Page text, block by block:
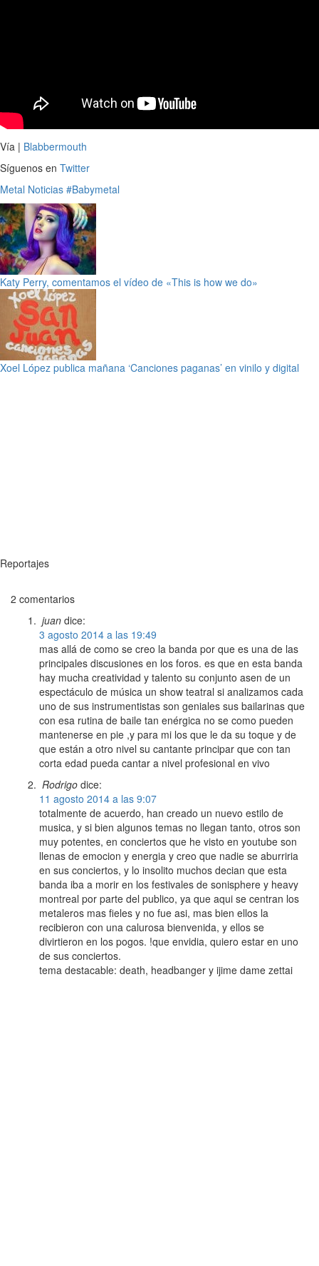
Vía | Blabbermouth
Síguenos en Twitter
Metal Noticias #Babymetal
Katy Perry, comentamos el vídeo de «This is how we do»
Xoel López publica mañana ‘Canciones paganas’ en vinilo y digital
Reportajes
2 comentarios
juan dice:
3 agosto 2014 a las 19:49
mas allá de como se creo la banda por que es una de las
principales discusiones en los foros. es que en esta banda
hay mucha creatividad y talento su conjunto asen de un
espectáculo de música un show teatral si analizamos cada
uno de sus instrumentistas son geniales sus bailarinas que
con esa rutina de baile tan enérgica no se como pueden
mantenerse en pie ,y para mi los que le da su toque y de
que están a otro nivel su cantante principar que con tan
corta edad pueda cantar a nivel profesional en vivo
Rodrigo dice:
11 agosto 2014 a las 9:07
totalmente de acuerdo, han creado un nuevo estilo de
musica, y si bien algunos temas no llegan tanto, otros son
muy potentes, en conciertos que he visto en youtube son
llenas de emocion y energia y creo que nadie se aburriria
en sus conciertos, y lo insolito muchos decian que esta
banda iba a morir en los festivales de sonisphere y heavy
montreal por parte del publico, ya que aqui se centran los
metaleros mas fieles y no fue asi, mas bien ellos la
recibieron con una calurosa bienvenida, y ellos se
divirtieron en los pogos. !que envidia, quiero estar en uno
de sus conciertos.
tema destacable: death, headbanger y ijime dame zettai